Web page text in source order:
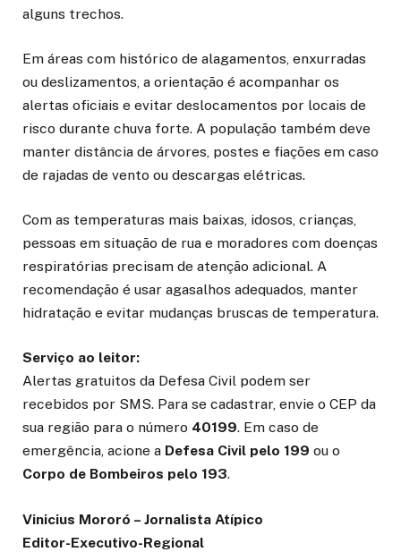
alguns trechos.
Em áreas com histórico de alagamentos, enxurradas
ou deslizamentos, a orientação é acompanhar os
alertas oficiais e evitar deslocamentos por locais de
risco durante chuva forte. A população também deve
manter distância de árvores, postes e fiações em caso
de rajadas de vento ou descargas elétricas.
Com as temperaturas mais baixas, idosos, crianças,
pessoas em situação de rua e moradores com doenças
respiratórias precisam de atenção adicional. A
recomendação é usar agasalhos adequados, manter
hidratação e evitar mudanças bruscas de temperatura.
Serviço ao leitor:
Alertas gratuitos da Defesa Civil podem ser
recebidos por SMS. Para se cadastrar, envie o CEP da
sua região para o número 40199. Em caso de
emergência, acione a Defesa Civil pelo 199 ou o
Corpo de Bombeiros pelo 193.
Vinicius Mororó – Jornalista Atípico
Editor-Executivo-Regional